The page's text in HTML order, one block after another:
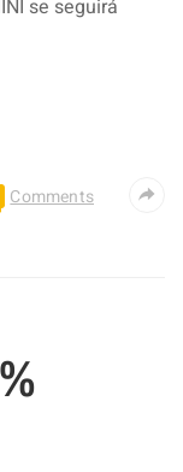
se seguirá
Comments